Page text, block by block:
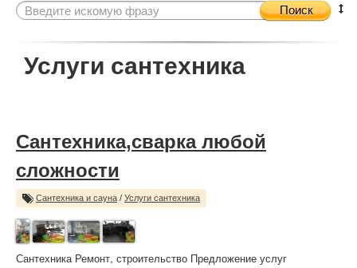
Поиск
Услуги сантехника
Сантехника,сварка любой
сложности
Сантехника и сауна / Услуги сантехника
Сантехника Ремонт, строительство Предложение услуг